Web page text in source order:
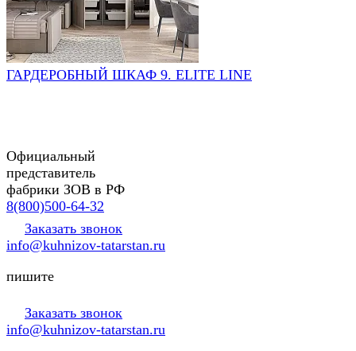
ГАРДЕРОБНЫЙ ШКАФ 9. ELITE LINE
Официальный
представитель
фабрики ЗОВ в РФ
8(800)500-64-32
Заказать звонок
info@kuhnizov-tatarstan.ru
пишите
Заказать звонок
info@kuhnizov-tatarstan.ru